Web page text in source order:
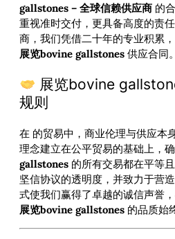
gallstones – 全球信赖供应商 的
重视准时交付，更具备高度的责
商，我们凭借二十年的专业积累
展览bovine gallstones 供应合同。
展览bovine
规则
在 的贸易中，商业伦理与供应本
理念建立在公平贸易的基础上，
gallstones 的所有交易都在平等
坚信协议的透明度，并致力于营
式使我们赢得了卓越的诚信声誉
展览bovine gallstones 的品质始